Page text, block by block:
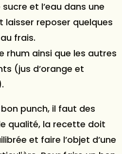
sucre et l’eau dans une
laisser reposer quelques
frais.
rhum ainsi que les autres
(jus d’orange et
punch, il faut des
qualité, la recette doit
et faire l’objet d’une